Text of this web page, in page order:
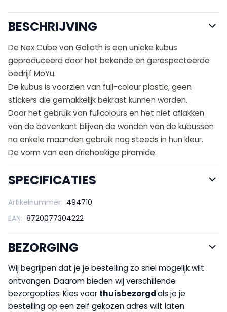
BESCHRIJVING
De Nex Cube van Goliath is een unieke kubus
geproduceerd door het bekende en gerespecteerde
bedrijf MoYu.
De kubus is voorzien van full-colour plastic, geen
stickers die gemakkelijk bekrast kunnen worden.
Door het gebruik van fullcolours en het niet aflakken
van de bovenkant blijven de wanden van de kubussen
na enkele maanden gebruik nog steeds in hun kleur.
De vorm van een driehoekige piramide.
SPECIFICATIES
Artikelnummer: 494710
EAN: 8720077304222
BEZORGING
Wij begrijpen dat je je bestelling zo snel mogelijk wilt
ontvangen. Daarom bieden wij verschillende
bezorgopties. Kies voor thuisbezorgdals je je
bestelling op een zelf gekozen adres wilt laten